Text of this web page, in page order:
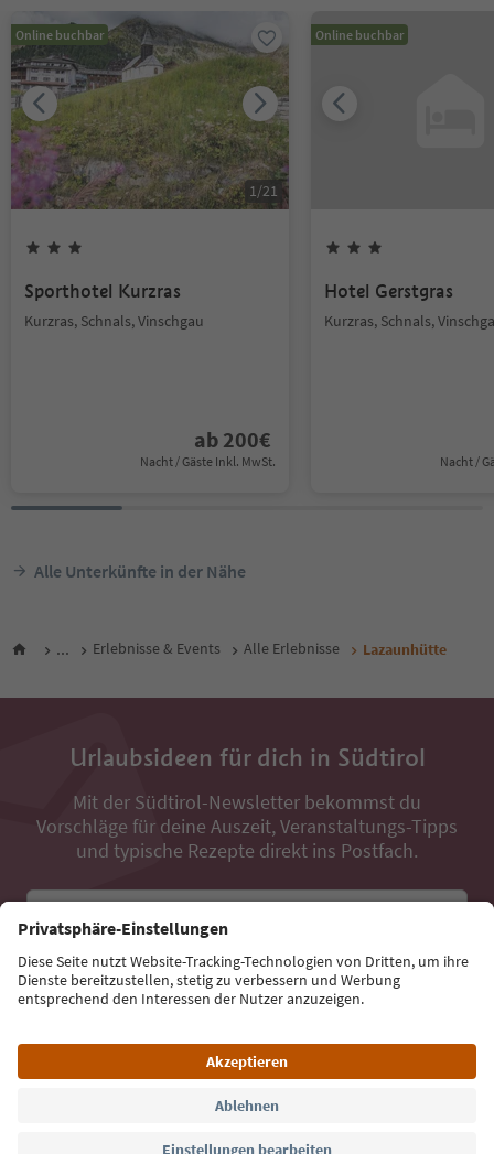
Online buchbar
1/21
Sporthotel Kurzras
Kurzras, Schnals, Vinschgau
ab 200€
Nacht / Gäste Inkl. MwSt.
Online buchbar
Hotel Gerstgras
Kurzras, Schnals,
Nacht /
Alle Unterkünfte in der Nähe
... Erlebnisse & Events Alle Erlebnisse Lazaunhütte
Urlaubsideen für dich in Südtirol
Mit der Südtirol-Newsletter bekommst du
Vorschläge für deine Auszeit, Veranstaltungs-Tipps
und typische Rezepte direkt ins Postfach.
Jetzt anmelden